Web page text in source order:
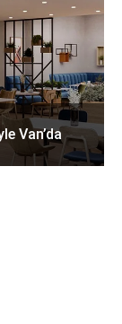
Van’da